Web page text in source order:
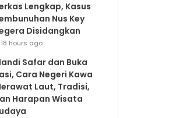
Lengkap, Kasus
Nus Key
Disidangkan
18 hours ago
Safar dan Buka
Cara Negeri Kawa
Laut, Tradisi,
Harapan Wisata